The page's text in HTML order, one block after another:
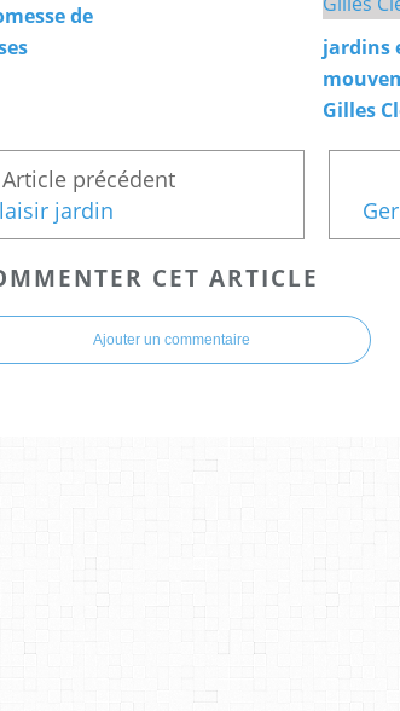
de
jardins
Gilles
jardin
CET ARTICLE
Ajouter un commentaire